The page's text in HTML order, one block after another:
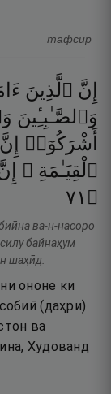
тафсир
إِنَّ ٱلَّذِينَ
وَٱلصَّـٰبِـِٔينَ
أَشْرَكُوٓا۟
إِنَّ
ٱلْقِيَـٰمَةِ ۚ
۝ ١٧
ва-н-насоро
байнаҳум
шаҳӣд.
ононе ки
(даҳри)
ва
Худованд